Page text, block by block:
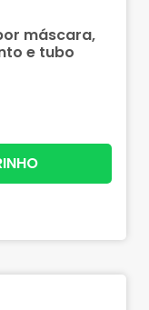
máscara,
e tubo